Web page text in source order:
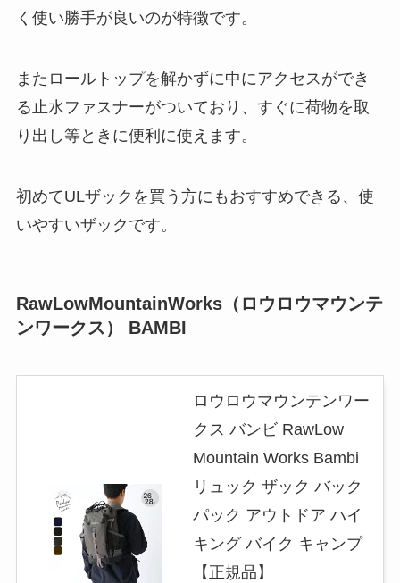
く使い勝手が良いのが特徴です。
またロールトップを解かずに中にアクセスができ
る止水ファスナーがついており、すぐに荷物を取
り出し等ときに便利に使えます。
初めてULザックを買う方にもおすすめできる、使
いやすいザックです。
RawLowMountainWorks（ロウロウマウンテ
ンワークス ） BAMBI
ロウロウマウンテンワー
クス バンビ RawLow
Mountain Works Bambi
リュック ザック バック
パック アウトドア ハイ
キング バイク キャンプ
【正規品】